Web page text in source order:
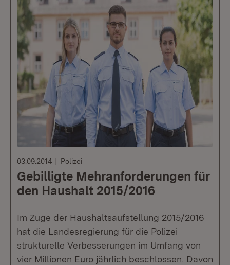
03.09.2014 Polizei
Gebilligte Mehranforderungen für
den Haushalt 2015/2016
Im Zuge der Haushaltsaufstellung 2015/2016
hat die Landesregierung für die Polizei
strukturelle Verbesserungen im Umfang von
vier Millionen Euro jährlich beschlossen. Davon